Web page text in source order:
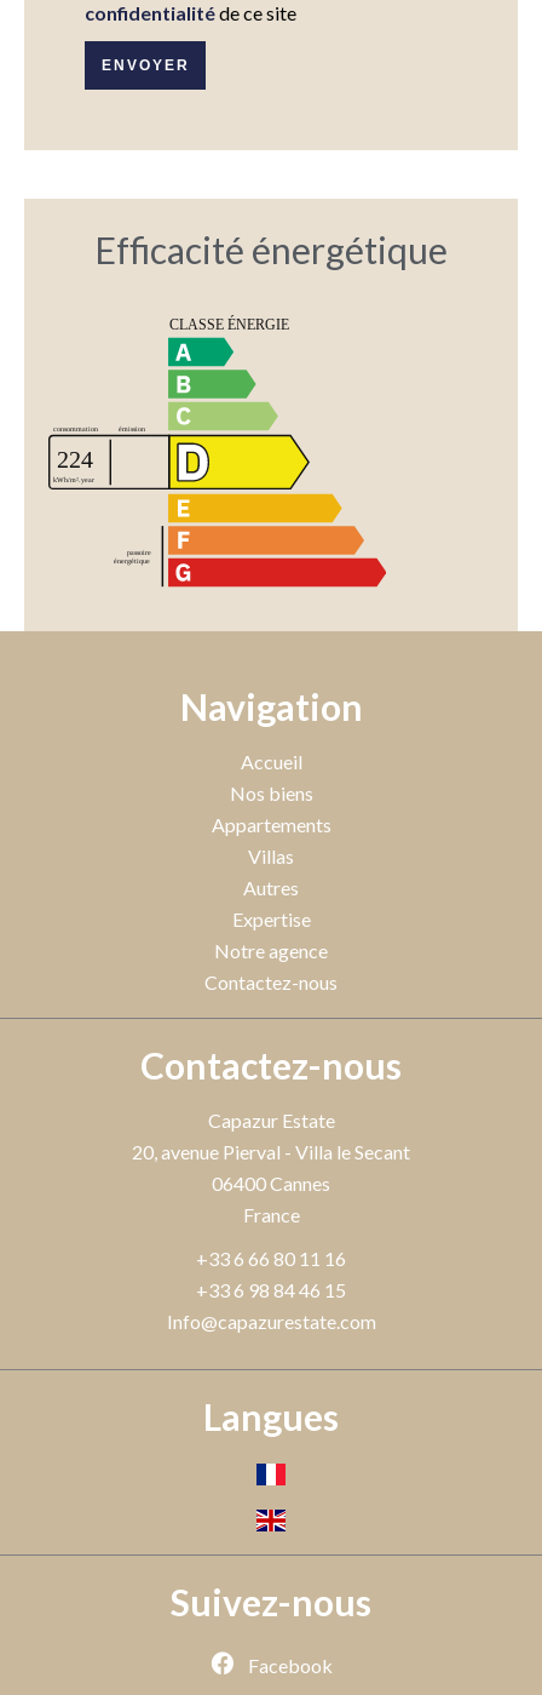
confidentialitéde ce site
ENVOYER
Efficacité énergétique
Navigation
Accueil
Nos biens
Appartements
Villas
Autres
Expertise
Notre agence
Contactez-nous
Contactez-nous
Capazur Estate
20, avenue Pierval - Villa le Secant
06400Cannes
France
+33 6 66 80 11 16
+33 6 98 84 46 15
Info@capazurestate.com
Langues
Suivez-nous
Facebook